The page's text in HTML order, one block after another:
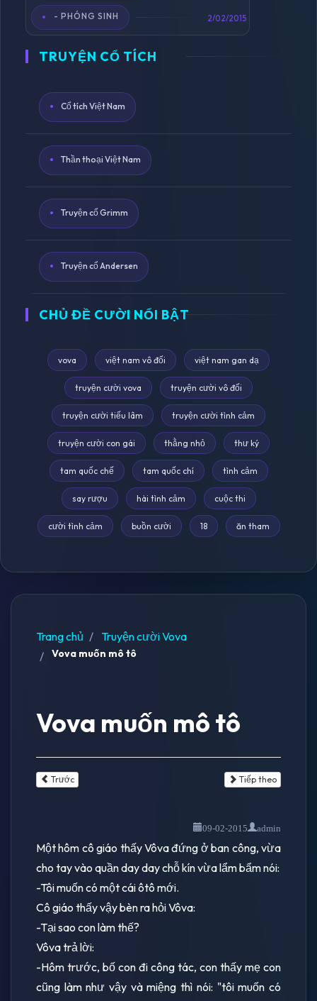
- PHÓNG SINH 2/02/2015
TRUYỆN CỔ TÍCH
Cổ tích Việt Nam
Thần thoại Việt Nam
Truyện cổ Grimm
Truyện cổ Andersen
CHỦ ĐỀ CƯỜI NỔI BẬT
vova việt nam vô đối việt nam gan dạ
truyện cười vova truyện cười vô đối
truyện cười tiếu lâm truyện cười tình cảm
truyện cười con gái thằng nhỏ thư ký
tam quốc chế tam quốc chí tình cảm
say rượu hài tình cảm cuộc thi
cười tình cảm buồn cười 18 ăn tham
Trang chủ Truyện cười Vova
Vova muốn mô tô
Vova muốn mô tô
Trước Tiếp theo
09-02-2015 admin
Một hôm cô giáo thấy Vôva đứng ở ban công, vừa
cho tay vào quần day day chỗ kín vừa lẩm bẩm nói:
-Tôi muốn có một cái ôtô mới.
Cô giáo thấy vậy bèn ra hỏi Vôva:
-Tại sao con làm thế?
Vôva trả lời:
-Hôm trước, bố con đi công tác, con thấy mẹ con
cũng làm như vậy và miệng thì nói: "tôi muốn có